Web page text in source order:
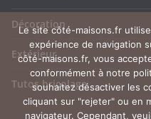
Décoration
Extérieur
Tutos bricolage
Le site côté-maisons.fr
expérience de navigation
côté-maisons.fr, vous
conformément à notre
souhaitez désactiver les
cliquant sur "rejeter" ou en
navigateur. Cependant,